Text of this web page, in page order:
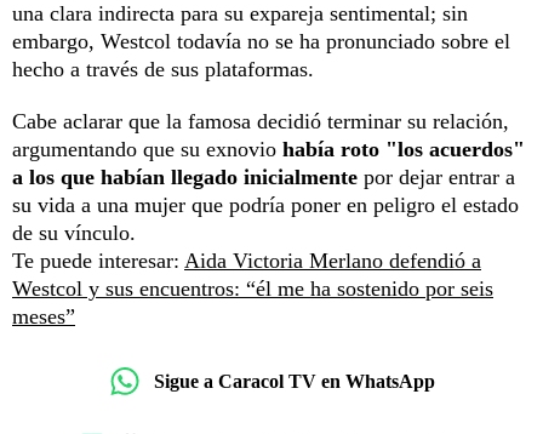
una clara indirecta para su expareja sentimental; sin
embargo, Westcol todavía no se ha pronunciado sobre el
hecho a través de sus plataformas.
Cabe aclarar que la famosa decidió terminar su relación,
argumentando que su exnovio había roto "los acuerdos"
a los que habían llegado inicialmente por dejar entrar a
su vida a una mujer que podría poner en peligro el estado
de su vínculo.
Te puede interesar: Aida Victoria Merlano defendió a
Westcol y sus encuentros: “él me ha sostenido por seis
meses”
Sigue a Caracol TV en WhatsApp